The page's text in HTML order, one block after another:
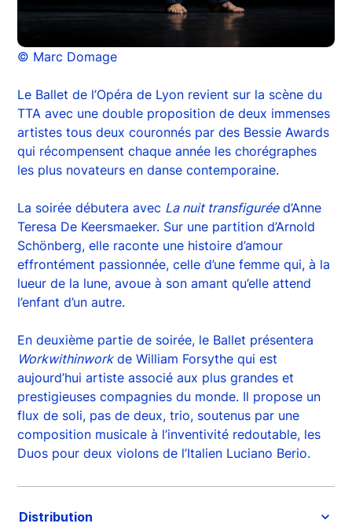
© Marc Domage
Le Ballet de l’Opéra de Lyon revient sur la scène du
TTA avec une double proposition de deux immenses
artistes tous deux couronnés par des Bessie Awards
qui récompensent chaque année les chorégraphes
les plus novateurs en danse contemporaine.
La soirée débutera avec La nuit transfiguréed’Anne
Teresa De Keersmaeker. Sur une partition d’Arnold
Schönberg, elle raconte une histoire d’amour
effrontément passionnée, celle d’une femme qui, à la
lueur de la lune, avoue à son amant qu’elle attend
l’enfant d’un autre.
En deuxième partie de soirée, le Ballet présentera
Workwithinworkde William Forsythe qui est
aujourd’hui artiste associé aux plus grandes et
prestigieuses compagnies du monde. Il propose un
flux de soli, pas de deux, trio, soutenus par une
composition musicale à l’inventivité redoutable, les
Duos pour deux violons de l’Italien Luciano Berio.
Distribution